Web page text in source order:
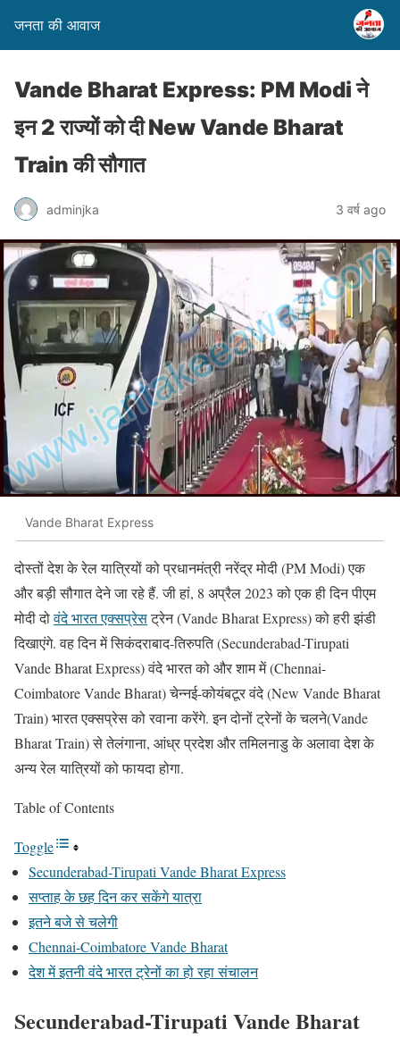
जनता की आवाज
Vande Bharat Express: PM Modi ने
इन 2 राज्यों को दी New Vande Bharat
Train की सौगात
adminjka 3 वर्ष ago
Vande Bharat Express
दोस्तों देश के रेल यात्रियों को प्रधानमंत्री नरेंद्र मोदी (PM Modi) एक
और बड़ी सौगात देने जा रहे हैं. जी हां, 8 अप्रैल 2023 को एक ही दिन पीएम
मोदी दोवंदे भारत एक्सप्रेसट्रेन (Vande Bharat Express) को हरी झंडी
दिखाएंगे. वह दिन में सिकंदराबाद-तिरुपति (Secunderabad-Tirupati
Vande Bharat Express) वंदे भारत को और शाम में (Chennai-
Coimbatore Vande Bharat) चेन्नई-कोयंबटूर वंदे (New Vande Bharat
Train) भारत एक्सप्रेस को रवाना करेंगे. इन दोनों ट्रेनों के चलने(Vande
Bharat Train) से तेलंगाना, आंध्र प्रदेश और तमिलनाडु के अलावा देश के
अन्य रेल यात्रियों को फायदा होगा.
Table of Contents
Toggle
Secunderabad-Tirupati Vande Bharat Express
सप्ताह के छह दिन कर सकेंगे यात्रा
इतने बजे से चलेगी
Chennai-Coimbatore Vande Bharat
देश में इतनी वंदे भारत ट्रेनों का हो रहा संचालन
Secunderabad-Tirupati Vande Bharat